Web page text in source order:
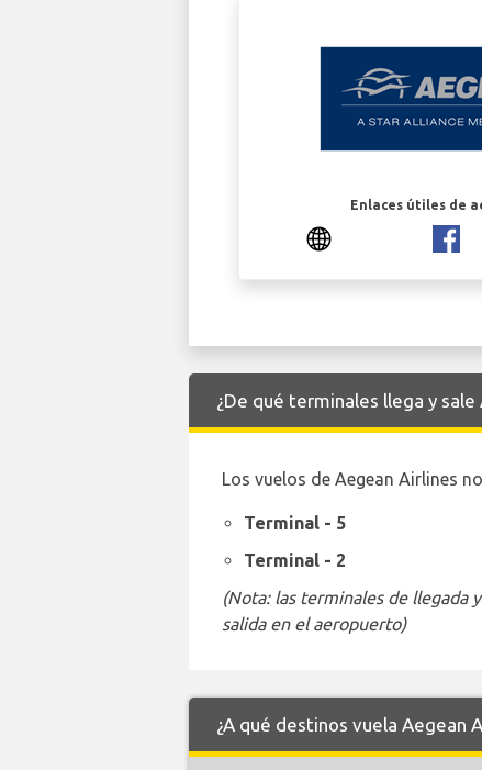
Enlaces útiles de
¿De qué terminales llega y
Los vuelos de Aegean Airlines
Terminal - 5
Terminal - 2
(Nota: las terminales de llegada
salida en el aeropuerto)
¿A qué destinos vuela Aegean